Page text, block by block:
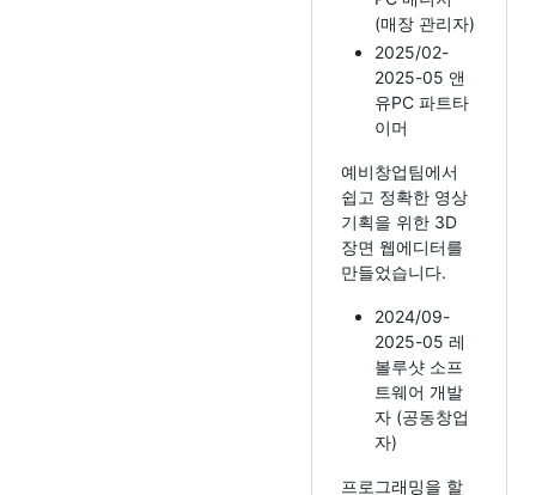
(매장 관리자)
2025/02-
2025-05 앤
유PC 파트타
이머
예비창업팀에서
쉽고 정확한 영상
기획을 위한 3D
장면 웹에디터를
만들었습니다.
2024/09-
2025-05 레
볼루샷 소프
트웨어 개발
자 (공동창업
자)
프로그래밍을 할